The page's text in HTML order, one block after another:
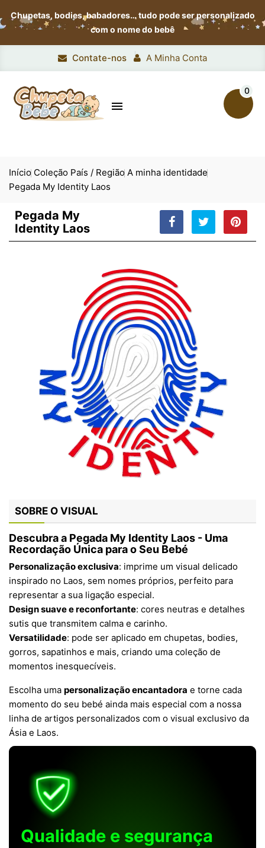
Chupetas, bodies, babadores…tudo pode ser personalizado
com o nome do bebê
Contate-nos A Minha Conta

0
Início Coleção País / Região A minha identidade
Pegada My Identity Laos
Pegada My
Identity Laos
SOBRE O VISUAL
Descubra a Pegada My Identity Laos - Uma
Recordação Única para o Seu Bebé
Personalização exclusiva: imprime um visual delicado
inspirado no Laos, sem nomes próprios, perfeito para
representar a sua ligação especial.
Design suave e reconfortante: cores neutras e detalhes
sutis que transmitem calma e carinho.
Versatilidade: pode ser aplicado em chupetas, bodies,
gorros, sapatinhos e mais, criando uma coleção de
momentos inesquecíveis.
Escolha uma personalização encantadora e torne cada
momento do seu bebé ainda mais especial com a nossa
linha de artigos personalizados com o visual exclusivo da
Ásia e Laos.
Qualidade e segurança